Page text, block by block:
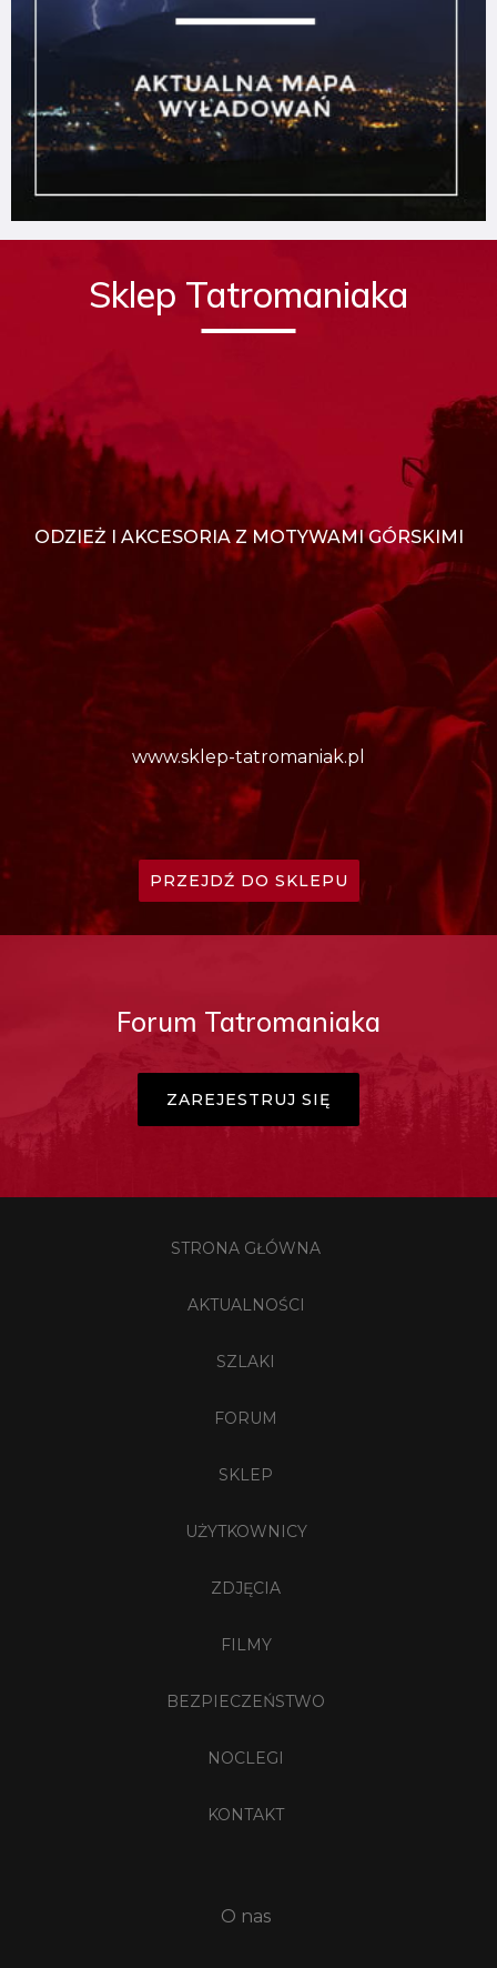
Sklep Tatromaniaka
ODZIEŻ I AKCESORIA Z MOTYWAMI GÓRSKIMI
www.sklep-tatromaniak.pl
PRZEJDŹ DO SKLEPU
Forum Tatromaniaka
ZAREJESTRUJ SIĘ
STRONA GŁÓWNA
AKTUALNOŚCI
SZLAKI
FORUM
SKLEP
UŻYTKOWNICY
ZDJĘCIA
FILMY
BEZPIECZEŃSTWO
NOCLEGI
KONTAKT
O nas